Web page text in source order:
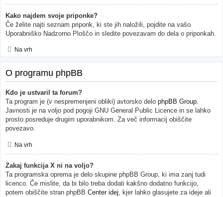
Kako najdem svoje priponke?
Če želite najti seznam priponk, ki ste jih naložili, pojdite na vašo
Uporabniško Nadzorno Ploščo in sledite povezavam do dela o priponkah.
Na vrh
O programu phpBB
Kdo je ustvaril ta forum?
Ta program je (v nespremenjeni obliki) avtorsko delo phpBB Group.
Javnosti je na voljo pod pogoji GNU General Public Licence in se lahko
prosto posreduje drugim uporabnikom. Za več informacij obiščite
povezavo.
Na vrh
Zakaj funkcija X ni na voljo?
Ta programska oprema je delo skupine phpBB Group, ki ima zanj tudi
licenco. Če mislite, da bi bilo treba dodati kakšno dodatno funkcijo,
potem obiščite stran phpBB Center idej, kjer lahko glasujete za ideje ali